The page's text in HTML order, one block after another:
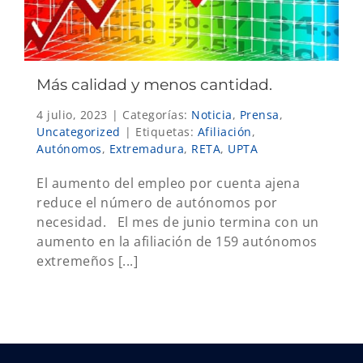
Más calidad y menos cantidad.
4 julio, 2023 | Categorías: Noticia, Prensa,
Uncategorized | Etiquetas: Afiliación,
Autónomos, Extremadura, RETA, UPTA
El aumento del empleo por cuenta ajena
reduce el número de autónomos por
necesidad. El mes de junio termina con un
aumento en la afiliación de 159 autónomos
extremeños [...]